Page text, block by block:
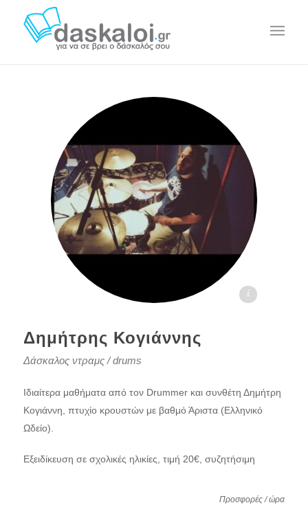
Δημήτρης Κογιάννης daskaloi.gr
Δημήτρης Κογιάννης
Δάσκαλος ντραμς / drums
Ιδιαίτερα μαθήματα από τον Drummer και συνθέτη Δημήτρη
Κογιάννη, πτυχίο κρουστών με βαθμό Άριστα (Ελληνικό
Ωδείο).
Εξειδίκευση σε σχολικές ηλικίες, τιμή 20€, συζητήσιμη
Προσφορές / ώρα